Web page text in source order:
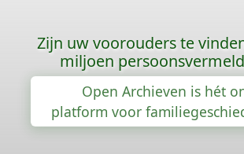
Zijn uw voorouders te
miljoen
Open Archieven is hét
platform voor